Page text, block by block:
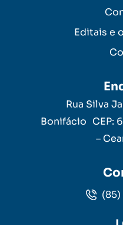
Editais e
Rua Silva
Bonifácio CEP:
–